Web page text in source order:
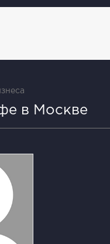
в Москве